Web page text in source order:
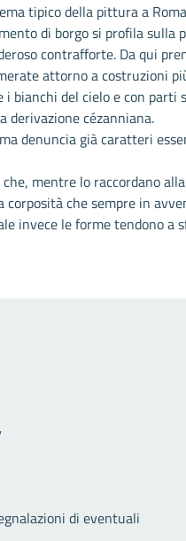
tipico della pittura a
di borgo si profila sulla
contrafforte. Da qui
attorno a costruzioni
bianchi del cielo e con parti
cézanniana.
denuncia già caratteri
mentre lo raccordano
che sempre in
invece le forme tendono a
di eventuali